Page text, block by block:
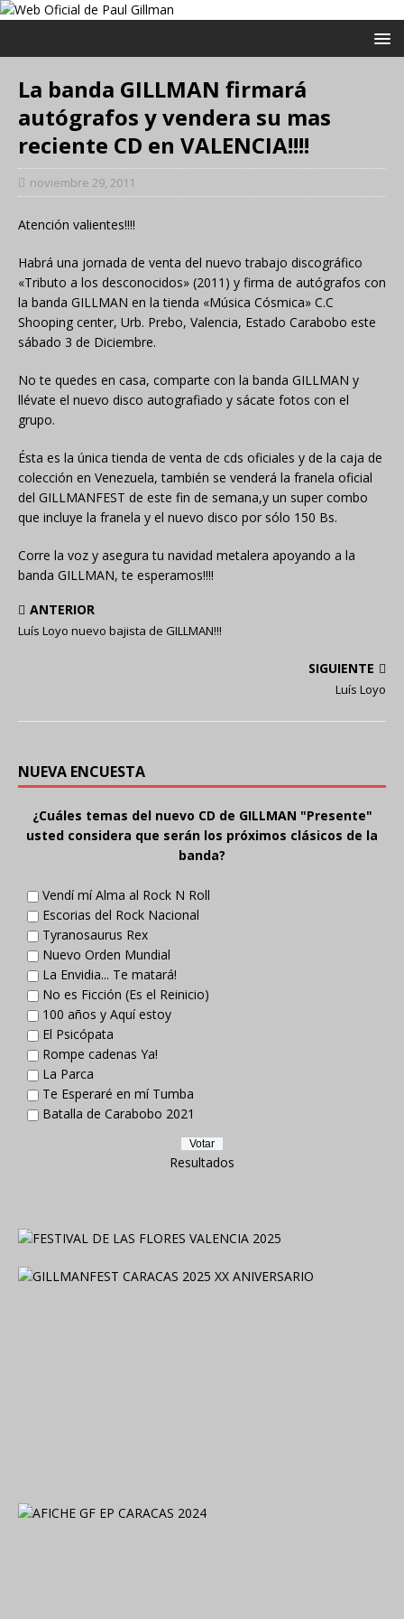
La banda GILLMAN firmará
autógrafos y vendera su mas
reciente CD en VALENCIA!!!!
noviembre 29, 2011
Atención valientes!!!!
Habrá una jornada de venta del nuevo trabajo discográfico
«Tributo a los desconocidos» (2011) y firma de autógrafos con
la banda GILLMAN en la tienda «Música Cósmica» C.C
Shooping center, Urb. Prebo, Valencia, Estado Carabobo este
sábado 3 de Diciembre.
No te quedes en casa, comparte con la banda GILLMAN y
llévate el nuevo disco autografiado y sácate fotos con el
grupo.
Ésta es la única tienda de venta de cds oficiales y de la caja de
colección en Venezuela, también se venderá la franela oficial
del GILLMANFEST de este fin de semana,y un super combo
que incluye la franela y el nuevo disco por sólo 150 Bs.
Corre la voz y asegura tu navidad metalera apoyando a la
banda GILLMAN, te esperamos!!!!
ANTERIOR
Luís Loyo nuevo bajista de GILLMAN!!!
SIGUIENTE
Luís Loyo
NUEVA ENCUESTA
¿Cuáles temas del nuevo CD de GILLMAN "Presente"
usted considera que serán los próximos clásicos de la
banda?
Vendí mí Alma al Rock N Roll
Escorias del Rock Nacional
Tyranosaurus Rex
Nuevo Orden Mundial
La Envidia... Te matará!
No es Ficción (Es el Reinicio)
100 años y Aquí estoy
El Psicópata
Rompe cadenas Ya!
La Parca
Te Esperaré en mí Tumba
Batalla de Carabobo 2021
Resultados